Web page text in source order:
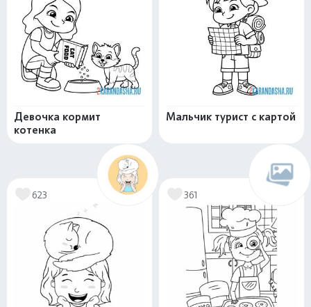
Девочка кормит
котенка
Мальчик турист с картой
623 361